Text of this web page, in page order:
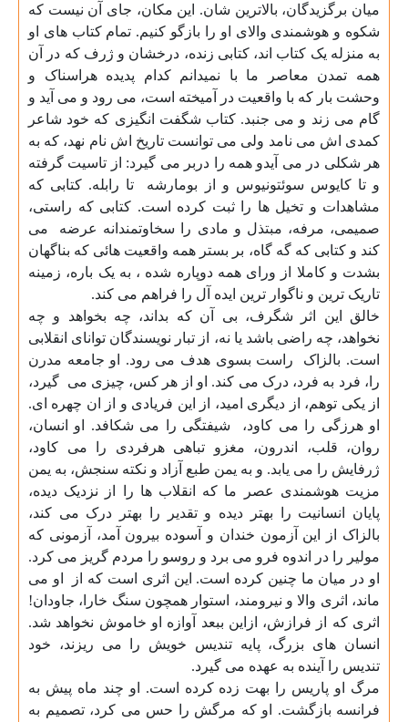
میان برگزیدگان، بالاترین شان. این مکان، جای آن نیست که
شکوه و هوشمندی والای او را بازگو کنیم. تمام کتاب های او
به منزله یک کتاب اند، کتابی زنده، درخشان و ژرف که در آن
همه تمدن معاصر ما با نمیدانم کدام پدیده هراسناک و
وحشت بار که با واقعیت در آمیخته است، می رود و می آید و
گام می زند و می جنبد. کتاب شگفت انگیزی که خود شاعر
کمدی اش می نامد ولی می توانست تاریخ اش نام نهد، که به
هر شکلی در می آیدو همه را دربر می گیرد: از تاسیت گرفته
و تا کایوس سوئتونیوس و از بومارشه
تا رابله. کتابی که
مشاهدات و تخیل ها را ثبت کرده است. کتابی که راستی،
صمیمی، مرفه، مبتذل و مادی را سخاوتمندانه عرضه
می
کند و کتابی که گه گاه، بر بستر همه واقعیت هائی که بناگهان
بشدت و کاملا از ورای همه دوپاره شده ، به یک باره، زمینه
تاریک ترین و ناگوار ترین ایده آل را فراهم می کند.
خالق این اثر شگرف، بی آن که بداند، چه بخواهد و چه
نخواهد، چه راضی باشد یا نه، از تبار نویسندگان توانای انقلابی
است. بالزاک
راست بسوی هدف می رود. او جامعه مدرن
را، فرد به فرد، درک می کند. او از هر کس، چیزی می گیرد،
از یکی توهم، از دیگری امید، از این فریادی و از ان چهره ای.
او هرزگی را می کاود،
شیفتگی را می شکافد. او انسان،
روان، قلب، اندرون، مغزو تباهی هرفردی را می کاود،
ژرفایش را می یابد. و به یمن طبع آزاد و نکته سنجش، به یمن
مزیت هوشمندی عصر ما که انقلاب ها را از نزدیک دیده،
پایان انسانیت را بهتر دیده و تقدیر را بهتر درک می کند،
بالزاک از این آزمون خندان و آسوده بیرون آمد، آزمونی که
مولیر را در اندوه فرو می برد و روسو را مردم گریز می کرد.
او در میان ما چنین کرده است. این اثری است که از
او می
ماند، اثری والا و نیرومند، استوار همچون سنگ خارا، جاودان!
اثری که از فرازش، ازاین ببعد آوازه او خاموش نخواهد شد.
انسان های بزرگ، پایه تندیس خویش را می ریزند، خود
تندیس را آینده به عهده می گیرد.
مرگ او پاریس را بهت زده کرده است. او چند ماه پیش به
فرانسه بازگشت. او که مرگش را حس می کرد، تصمیم به